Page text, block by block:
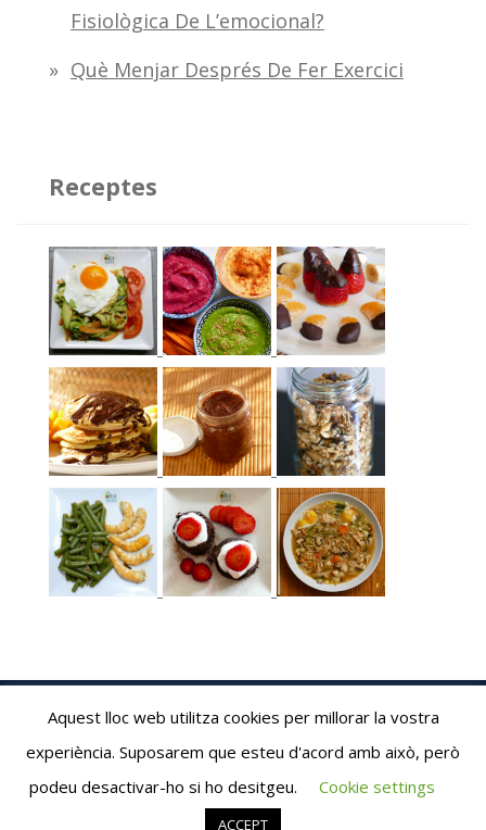
Fisiològica De L’emocional?
Què Menjar Després De Fer Exercici
Receptes
Albaribalta.com © 2020
Proudly powered by WordPress Theme: AeonBlog by
Aquest lloc web utilitza cookies per millorar la vostra
experiència. Suposarem que esteu d'acord amb això, però
podeu desactivar-ho si ho desitgeu.
Cookie settings
ACCEPT